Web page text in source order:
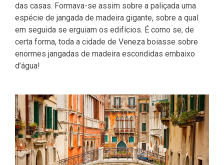
das casas. Formava-se assim sobre a paliçada uma
espécie de jangada de madeira gigante, sobre a qual
em seguida se erguiam os edifícios. É como se, de
certa forma, toda a cidade de Veneza boiasse sobre
enormes jangadas de madeira escondidas embaixo
d’água!